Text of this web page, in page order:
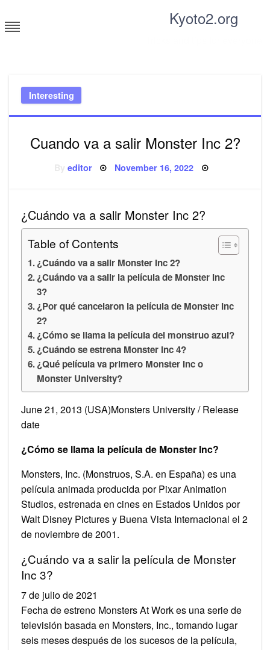
to
content
Kyoto2.org
Interesting
Cuando va a salir Monster Inc 2?
editor Posted
November 16, 2022
¿Cuándo va a salir Monster Inc 2?
Table of Contents
¿Cuándo va a salir Monster Inc 2?
¿Cuándo va a salir la película de Monster Inc
3?
¿Por qué cancelaron la película de Monster Inc
2?
¿Cómo se llama la película del monstruo azul?
¿Cuándo se estrena Monster Inc 4?
¿Qué película va primero Monster Inc o
Monster University?
June 21, 2013 (USA)Monsters University / Release
date
¿Cómo se llama la película de Monster Inc?
Monsters, Inc. (Monstruos, S.A. en España) es una
película animada producida por Pixar Animation
Studios, estrenada en cines en Estados Unidos por
Walt Disney Pictures y Buena Vista Internacional el 2
de noviembre de 2001.
¿Cuándo va a salir la película de Monster
Inc 3?
7 de julio de 2021
Fecha de estreno Monsters At Work es una serie de
televisión basada en Monsters, Inc., tomando lugar
seis meses después de los sucesos de la película,